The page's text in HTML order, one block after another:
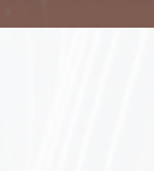
形象，同时建
眼视光医院、
究中心、浙江
电商连锁开店
销售力提升的
务产品，以时
商家与客户的
线的购物功
接互联网世界
简调整，构建
模式、场景、